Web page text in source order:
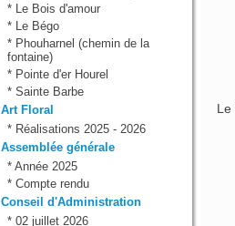
*
Le Bois d'amour
*
Le Bégo
* Phouharnel (chemin de la
fontaine)
* Pointe d'er Hourel
* Sainte Barbe
Art Floral
* Réalisations 2025 - 2026
Assemblée générale
* Année 2025
* Compte rendu
Conseil d'Administration
* 02 juillet 2026
Le